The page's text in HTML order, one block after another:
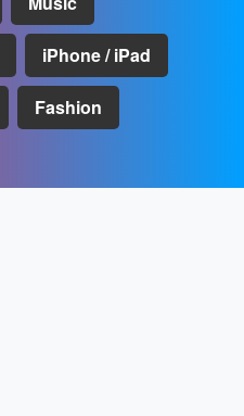
iPhone / iPad
Fashion